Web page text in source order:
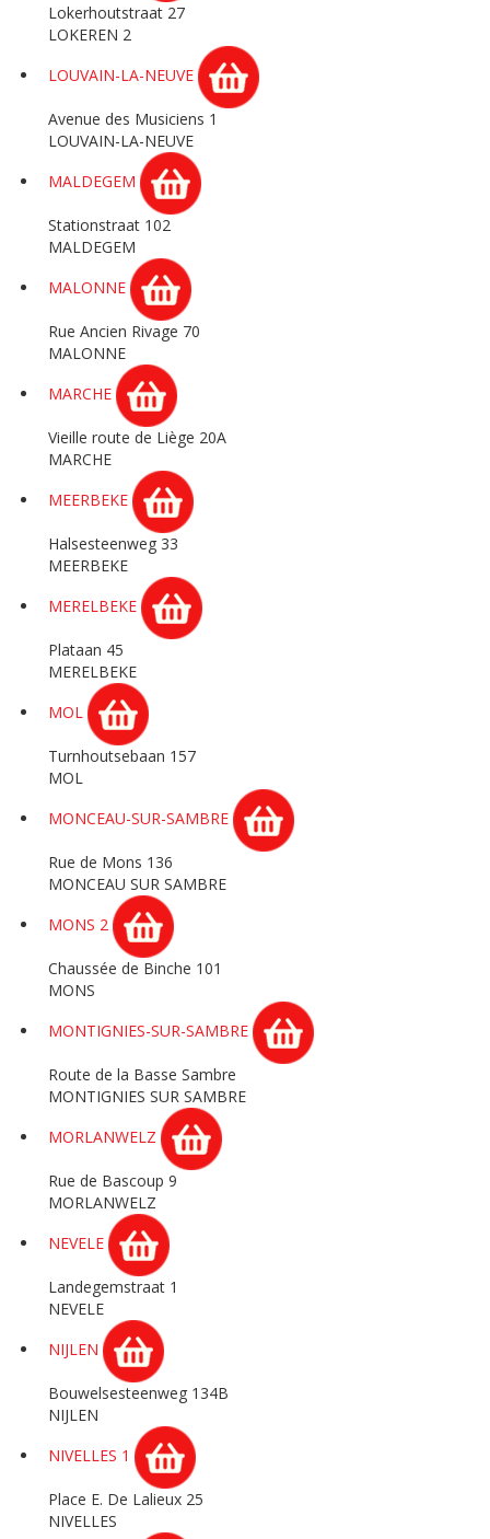
Lokerhoutstraat 27
LOKEREN 2
LOUVAIN-LA-NEUVE
Avenue des Musiciens 1
LOUVAIN-LA-NEUVE
MALDEGEM
Stationstraat 102
MALDEGEM
MALONNE
Rue Ancien Rivage 70
MALONNE
MARCHE
Vieille route de Liège 20A
MARCHE
MEERBEKE
Halsesteenweg 33
MEERBEKE
MERELBEKE
Plataan 45
MERELBEKE
MOL
Turnhoutsebaan 157
MOL
MONCEAU-SUR-SAMBRE
Rue de Mons 136
MONCEAU SUR SAMBRE
MONS 2
Chaussée de Binche 101
MONS
MONTIGNIES-SUR-SAMBRE
Route de la Basse Sambre
MONTIGNIES SUR SAMBRE
MORLANWELZ
Rue de Bascoup 9
MORLANWELZ
NEVELE
Landegemstraat 1
NEVELE
NIJLEN
Bouwelsesteenweg 134B
NIJLEN
NIVELLES 1
Place E. De Lalieux 25
NIVELLES